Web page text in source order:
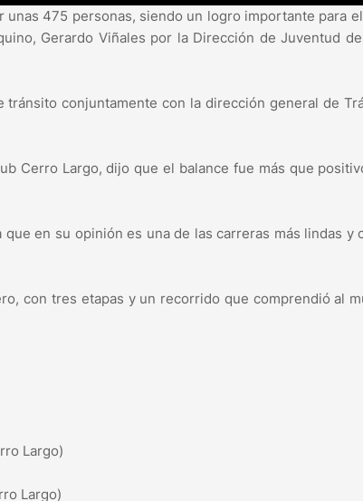
475 personas, siendo un logro importante para
Gerardo Viñales por la Dirección de Juventud
conjuntamente con la dirección general de
Cerro Largo, dijo que el balance fue más que
en su opinión es una de las carreras más lindas y
con tres etapas y un recorrido que comprendió al
Largo)
Largo)